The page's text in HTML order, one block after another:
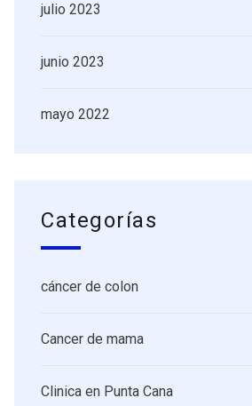
julio 2023
junio 2023
mayo 2022
Categorías
cáncer de colon
Cancer de mama
Clinica en Punta Cana